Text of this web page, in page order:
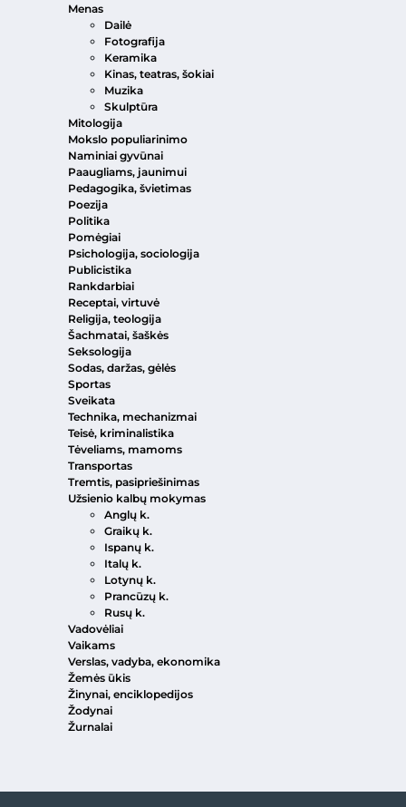
Menas
Dailė
Fotografija
Keramika
Kinas, teatras, šokiai
Muzika
Skulptūra
Mitologija
Mokslo populiarinimo
Naminiai gyvūnai
Paaugliams, jaunimui
Pedagogika, švietimas
Poezija
Politika
Pomėgiai
Psichologija, sociologija
Publicistika
Rankdarbiai
Receptai, virtuvė
Religija, teologija
Šachmatai, šaškės
Seksologija
Sodas, daržas, gėlės
Sportas
Sveikata
Technika, mechanizmai
Teisė, kriminalistika
Tėveliams, mamoms
Transportas
Tremtis, pasipriešinimas
Užsienio kalbų mokymas
Anglų k.
Graikų k.
Ispanų k.
Italų k.
Lotynų k.
Prancūzų k.
Rusų k.
Vadovėliai
Vaikams
Verslas, vadyba, ekonomika
Žemės ūkis
Žinynai, enciklopedijos
Žodynai
Žurnalai